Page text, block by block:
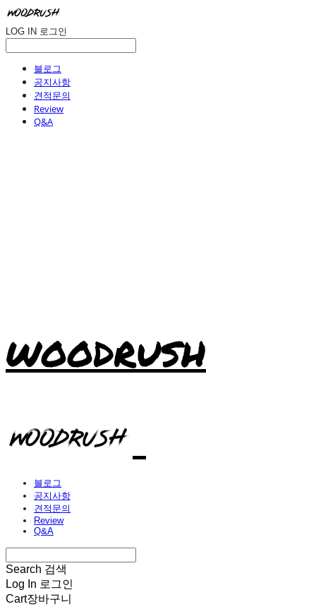
LOG IN 로그인
블로그
공지사항
견적문의
Review
Q&A
WOODRUSH
블로그
공지사항
견적문의
Review
Q&A
Search 검색
Log In 로그인
Cart장바구니